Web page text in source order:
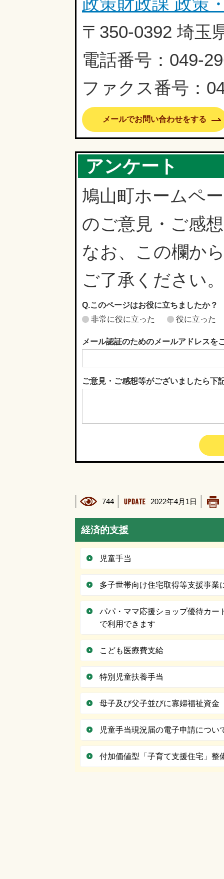
〒350-0392 埼玉
電話番号：049-
ファクス番号：
メールでお問い合わせをする
アンケート
鳩山町ホームペ
のご意見・ご感
なお、この欄か
ご了承ください。
Q.このページはお役に立ちましたか？
非常に役に立った
役に立った
メール認証のためのメールアドレスを
ご意見・ご感想等がございましたら下
744 2022年4月1日
経済的支援
児童手当
多子世帯向け住宅取得等支援事業
パパ・ママ応援ショップ優待カー
で利用できます
こども医療費支給
特別児童扶養手当
母子及び父子並びに寡婦福祉資金
児童手当現況届の電子申請につい
付加価値型「子育て支援住宅」整